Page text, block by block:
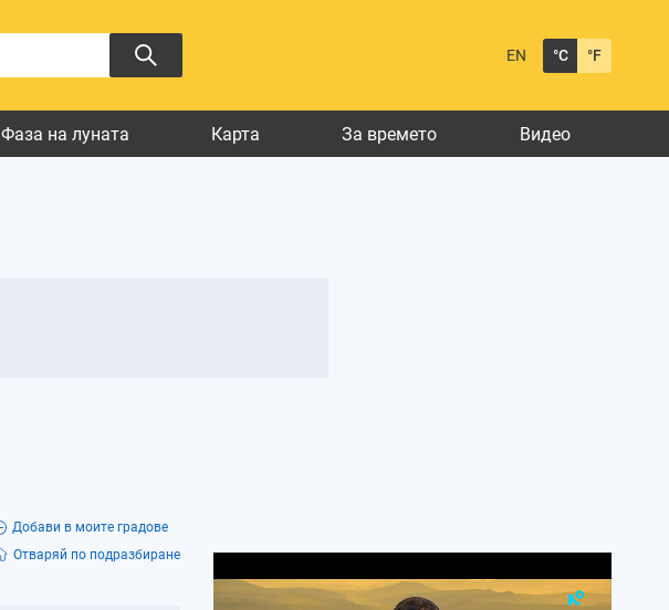
EN °C °F
Фаза на луната Карта За времето Видео
Добави в моите градове
Отваряй по подразбиране